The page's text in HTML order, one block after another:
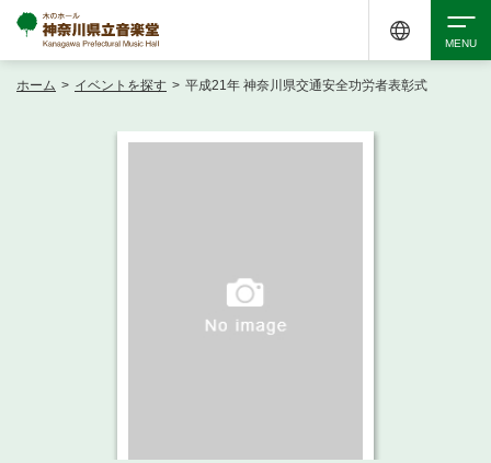
ホーム > イベントを探す > 平成21年 神奈川県交通安全功労者表彰式